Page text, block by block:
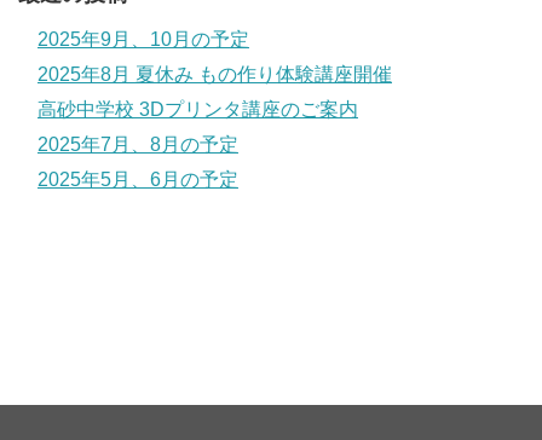
2025年9月、10月の予定
2025年8月 夏休み もの作り体験講座開催
高砂中学校 3Dプリンタ講座のご案内
2025年7月、8月の予定
2025年5月、6月の予定